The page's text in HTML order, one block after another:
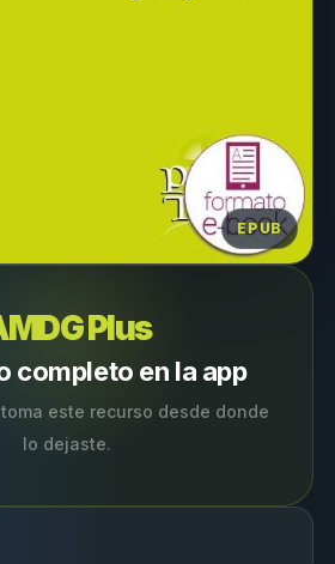
EPUB
Plus
completo en la app
este recurso desde donde
lo dejaste.